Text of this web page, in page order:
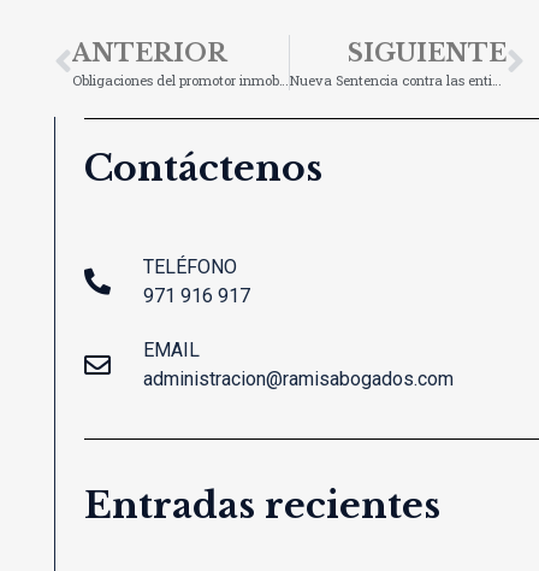
ANTERIOR
Obligaciones del promotor inmobiliario ante la entrega de cantidades a cuenta del precio durante la promoción de viviendas
SIGUIENTE
Contáctenos
TELÉFONO
971 916 917
EMAIL
administracion@ramisabogados.com
Entradas recientes